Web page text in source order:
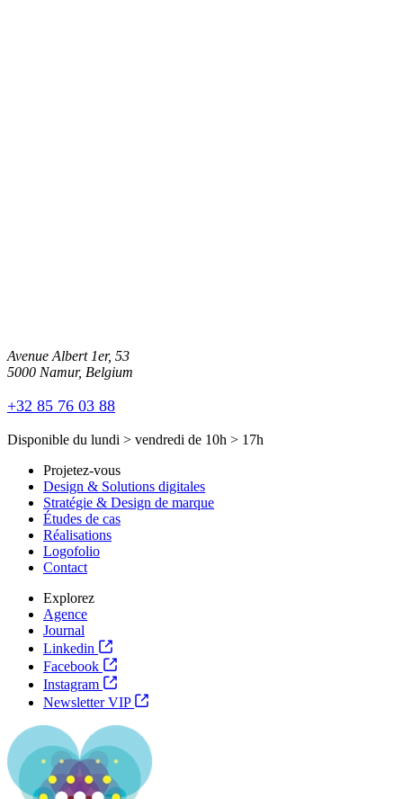
Avenue Albert 1er, 53
5000 Namur, Belgium
+32 85 76 03 88
Disponible du lundi > vendredi de 10h > 17h
Projetez-vous
Design & Solutions digitales
Stratégie & Design de marque
Études de cas
Réalisations
Logofolio
Contact
Explorez
Agence
Journal
Linkedin
Facebook
Instagram
Newsletter VIP